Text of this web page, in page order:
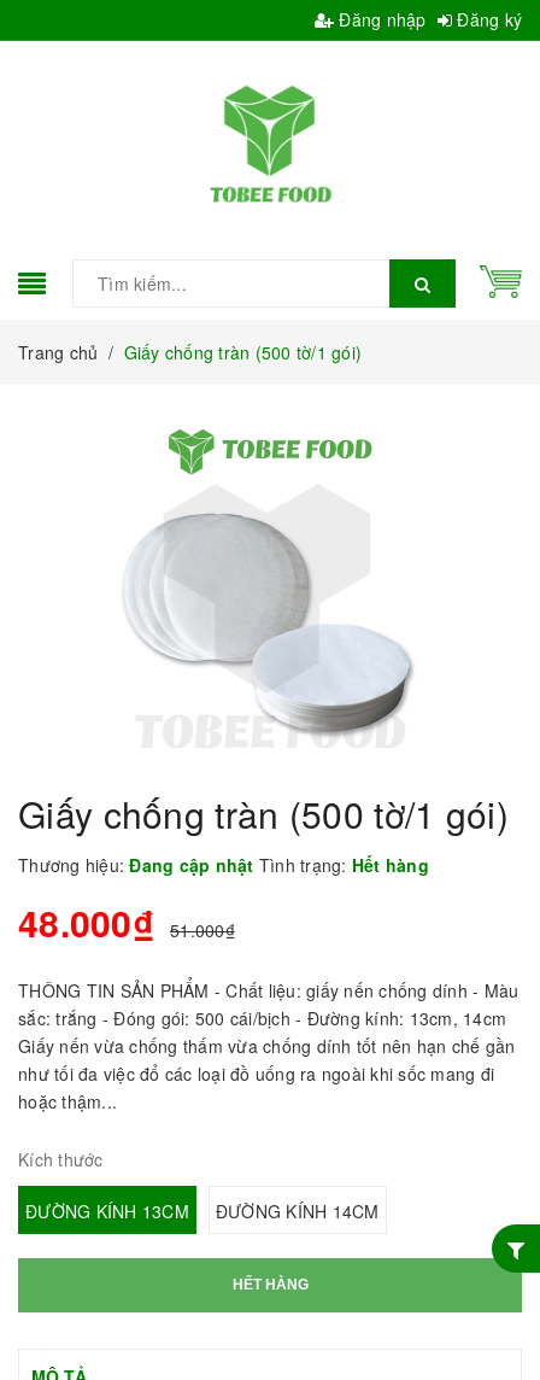
Đăng nhập Đăng ký
Trang chủ / Giấy chống tràn (500 tờ/1 gói)
Giấy chống tràn (500 tờ/1 gói)
Thương hiệu: Đang cập nhật Tình trạng: Hết hàng
48.000₫ 51.000₫
THÔNG TIN SẢN PHẨM - Chất liệu: giấy nến chống dính - Màu
sắc: trắng - Đóng gói: 500 cái/bịch - Đường kính: 13cm, 14cm
Giấy nến vừa chống thấm vừa chống dính tốt nên hạn chế gần
như tối đa việc đổ các loại đồ uống ra ngoài khi sốc mang đi
hoặc thậm...
Kích thước
ĐƯỜNG KÍNH 13CM ĐƯỜNG KÍNH 14CM
HẾT HÀNG